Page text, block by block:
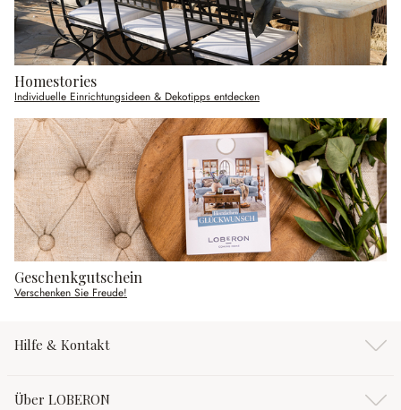
Homestories
Individuelle Einrichtungsideen & Dekotipps entdecken
Geschenkgutschein
Verschenken Sie Freude!
Hilfe & Kontakt
Über LOBERON